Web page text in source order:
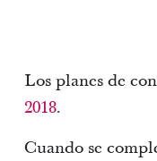
Los planes de
2018.
Cuando se